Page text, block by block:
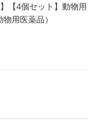
【4個セット】動物用
用医薬品）